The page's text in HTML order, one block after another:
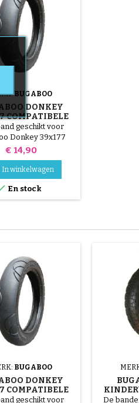
BUGABOO
DONKEY
COMPATIBELE
-
VOORWIEL
geschikt voor
Donkey 39x177
voor het
van de Bugaboo
kinderwagen.
39x177, ontworpen
versleten band te
met behoud van
binnenband (niet
Prijs
€ 14,90
In winkelwagen
En stock
BUGABOO
DONKEY
COMPATIBELE
-
geschikt voor
De